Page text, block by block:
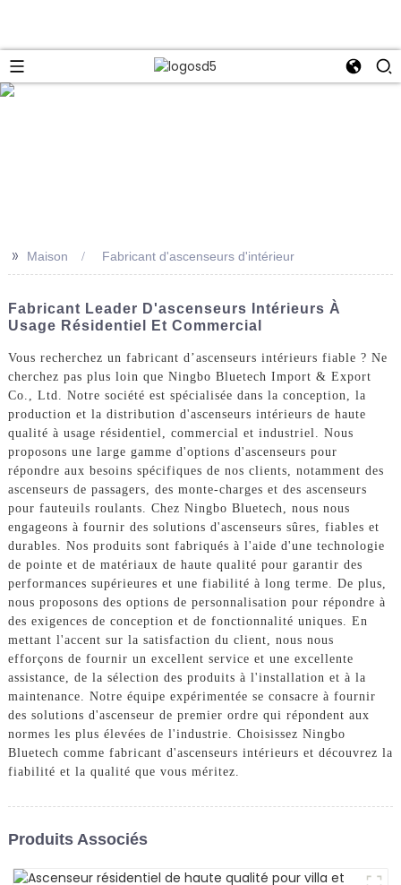
>> Maison Fabricant d'ascenseurs d'intérieur
Fabricant Leader D'ascenseurs Intérieurs À
Usage Résidentiel Et Commercial
Vous recherchez un fabricant d’ascenseurs intérieurs fiable ? Ne
cherchez pas plus loin que Ningbo Bluetech Import & Export
Co., Ltd. Notre société est spécialisée dans la conception, la
production et la distribution d'ascenseurs intérieurs de haute
qualité à usage résidentiel, commercial et industriel. Nous
proposons une large gamme d'options d'ascenseurs pour
répondre aux besoins spécifiques de nos clients, notamment des
ascenseurs de passagers, des monte-charges et des ascenseurs
pour fauteuils roulants. Chez Ningbo Bluetech, nous nous
engageons à fournir des solutions d'ascenseurs sûres, fiables et
durables. Nos produits sont fabriqués à l'aide d'une technologie
de pointe et de matériaux de haute qualité pour garantir des
performances supérieures et une fiabilité à long terme. De plus,
nous proposons des options de personnalisation pour répondre à
des exigences de conception et de fonctionnalité uniques. En
mettant l'accent sur la satisfaction du client, nous nous
efforçons de fournir un excellent service et une excellente
assistance, de la sélection des produits à l'installation et à la
maintenance. Notre équipe expérimentée se consacre à fournir
des solutions d'ascenseur de premier ordre qui répondent aux
normes les plus élevées de l'industrie. Choisissez Ningbo
Bluetech comme fabricant d'ascenseurs intérieurs et découvrez la
fiabilité et la qualité que vous méritez.
Produits Associés